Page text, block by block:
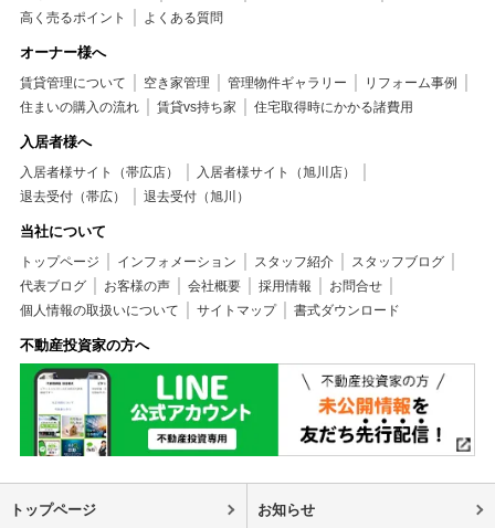
高く売るポイント
よくある質問
オーナー様へ
賃貸管理について 空き家管理 管理物件ギャラリー
リフォーム事例
住まいの購入の流れ
賃貸vs持ち家 住宅取得時にかかる諸費用
入居者様へ
入居者様サイト（帯広店）
入居者様サイト（旭川店）
退去受付（帯広）
退去受付（旭川）
当社について
トップページ インフォメーション スタッフ紹介
スタッフブログ
代表ブログ
お客様の声 会社概要 採用情報
お問合せ
個人情報の取扱いについて
サイトマップ 書式ダウンロード
不動産投資家の方へ
トップページ お知らせ